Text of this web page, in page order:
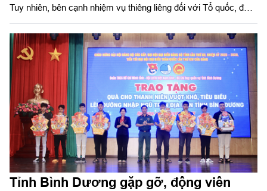
Tuy nhiên, bên cạnh nhiệm vụ thiêng liêng đối với Tổ quốc, đời
trọng cần được quan tâm.
​Tỉnh Bình Dương gặp gỡ, động viên